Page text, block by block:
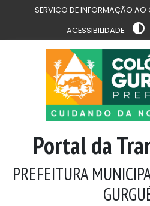
SERVIÇO DE INFORMAÇÃO AO
ACESSIBILIDADE:
Portal da
PREFEITURA